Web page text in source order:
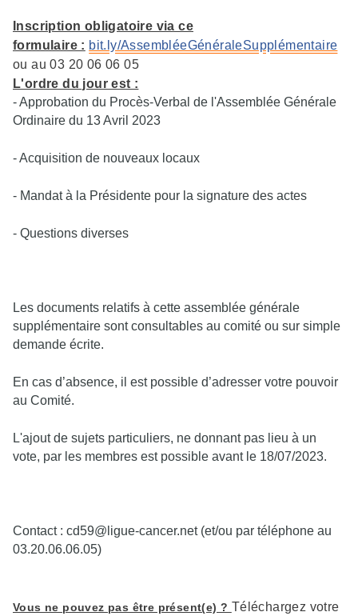
Inscription obligatoire via ce
formulaire : bit.ly/AssembléeGénéraleSupplémentaire
ou au 03 20 06 06 05
L'ordre du jour est :
- Approbation du Procès-Verbal de l'Assemblée Générale
Ordinaire du 13 Avril 2023
- Acquisition de nouveaux locaux
- Mandat à la Présidente pour la signature des actes
- Questions diverses
Les documents relatifs à cette assemblée générale
supplémentaire sont consultables au comité ou sur simple
demande écrite.
En cas d’absence, il est possible d’adresser votre pouvoir
au Comité.
L'ajout de sujets particuliers, ne donnant pas lieu à un
vote, par les membres est possible avant le 18/07/2023.
Contact : cd59@ligue-cancer.net (et/ou par téléphone au
03.20.06.06.05)
Vous ne pouvez pas être présent(e) ? Téléchargez votre